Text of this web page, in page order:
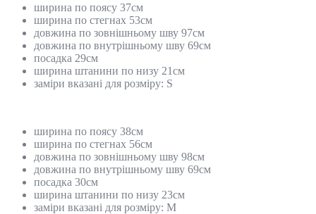
ширина по поясу 37см
ширина по стегнах 53см
довжина по зовнішньому шву 97см
довжина по внутрішньому шву 69см
посадка 29см
ширина штанини по низу 21см
заміри вказані для розміру: S
ширина по поясу 38см
ширина по стегнах 56см
довжина по зовнішньому шву 98см
довжина по внутрішньому шву 69см
посадка 30см
ширина штанини по низу 23см
заміри вказані для розміру: М